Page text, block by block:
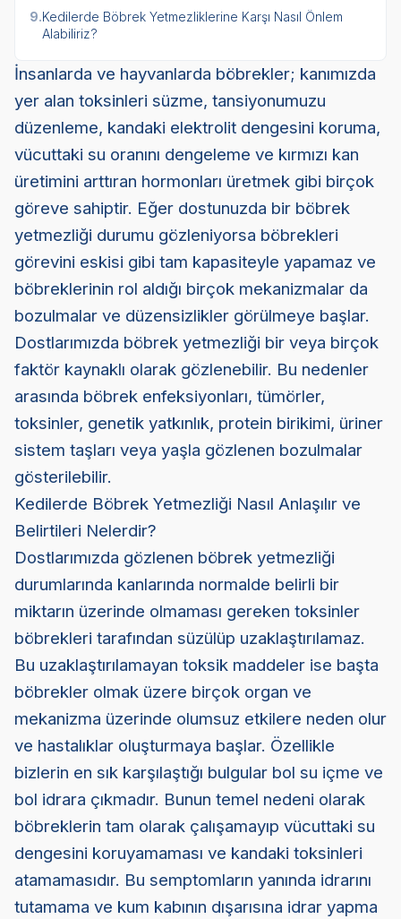
9.Kedilerde Böbrek Yetmezliklerine Karşı Nasıl Önlem
Alabiliriz?
İnsanlarda ve hayvanlarda böbrekler; kanımızda
yer alan toksinleri süzme, tansiyonumuzu
düzenleme, kandaki elektrolit dengesini koruma,
vücuttaki su oranını dengeleme ve kırmızı kan
üretimini arttıran hormonları üretmek gibi birçok
göreve sahiptir. Eğer dostunuzda bir böbrek
yetmezliği durumu gözleniyorsa böbrekleri
görevini eskisi gibi tam kapasiteyle yapamaz ve
böbreklerinin rol aldığı birçok mekanizmalar da
bozulmalar ve düzensizlikler görülmeye başlar.
Dostlarımızda böbrek yetmezliği bir veya birçok
faktör kaynaklı olarak gözlenebilir. Bu nedenler
arasında böbrek enfeksiyonları, tümörler,
toksinler, genetik yatkınlık, protein birikimi, üriner
sistem taşları veya yaşla gözlenen bozulmalar
gösterilebilir.
Kedilerde Böbrek Yetmezliği Nasıl Anlaşılır ve
Belirtileri Nelerdir?
Dostlarımızda gözlenen böbrek yetmezliği
durumlarında kanlarında normalde belirli bir
miktarın üzerinde olmaması gereken toksinler
böbrekleri tarafından süzülüp uzaklaştırılamaz.
Bu uzaklaştırılamayan toksik maddeler ise başta
böbrekler olmak üzere birçok organ ve
mekanizma üzerinde olumsuz etkilere neden olur
ve hastalıklar oluşturmaya başlar. Özellikle
bizlerin en sık karşılaştığı bulgular bol su içme ve
bol idrara çıkmadır. Bunun temel nedeni olarak
böbreklerin tam olarak çalışamayıp vücuttaki su
dengesini koruyamaması ve kandaki toksinleri
atamamasıdır. Bu semptomların yanında idrarını
tutamama ve kum kabının dışarısına idrar yapma